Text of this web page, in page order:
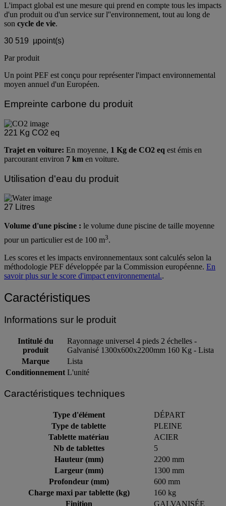
L'impact global est une mesure qui prend en compte tous les impacts
d'un produit ou d'un service sur l''environnement, tout au long de
son cycle de vie.
30 519 µpoint(s)
Par produit
Un point PEF est conçu pour représenter l'impact environnemental
moyen annuel d'un Européen.
Empreinte carbone du produit
221 Kg CO2 eq
Trajet en voiture: En moyenne, 1 Kg de CO2 eq est émis en
parcourant environ 7 km en voiture.
Utilisation d'eau du produit
27 Litres
Volume d'une piscine : le volume dune piscine de taille moyenne
pour un particulier est de 100 m3.
Les scores et les impacts environnementaux sont calculés selon la
méthodologie PEF développée par la Commission européenne. En
savoir plus sur le score d'impact environnemental..
Caractéristiques
Informations sur le produit
Intitulé du
produit
Rayonnage universel 4 pieds 2 échelles -
Galvanisé 1300x600x2200mm 160 Kg - Lista
Marque
Lista
Conditionnement L'unité
Caractéristiques techniques
Type d'élément
DÉPART
Type de tablette
PLEINE
Tablette matériau
ACIER
Nb de tablettes
5
Hauteur (mm)
2200 mm
Largeur (mm)
1300 mm
Profondeur (mm)
600 mm
Charge maxi par tablette (kg)
160 kg
Finition
GALVANISÉE